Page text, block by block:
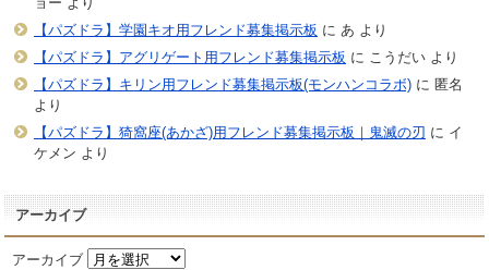
【パズドラ】学園キオ用フレンド募集掲示板 に あ より
【パズドラ】アグリゲート用フレンド募集掲示板 に こうだいより
【パズドラ】キリン用フレンド募集掲示板(モンハンコラボ)に 匿名
より
【パズドラ】猗窩座(あかざ)用フレンド募集掲示板｜鬼滅の刃 に イ
ケメン より
アーカイブ
アーカイブ